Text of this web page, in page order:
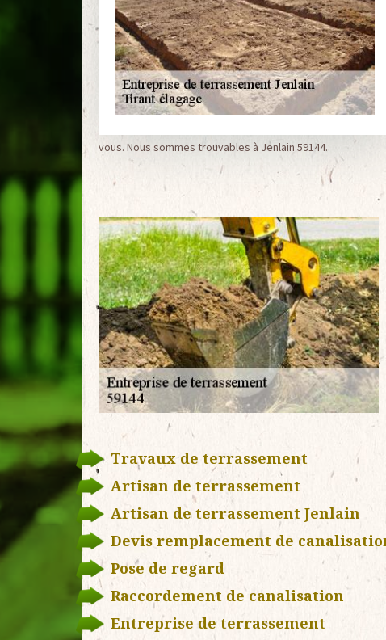
vous. Nous sommes trouvables à Jenlain 59144.
Travaux de terrassement
Artisan de terrassement
Artisan de terrassement Jenlain
Devis remplacement de
Pose de regard
Raccordement de canalisation
Entreprise de terrassement